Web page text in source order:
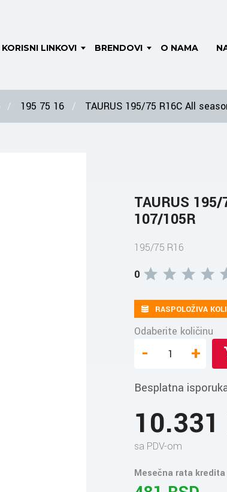
KORISNI LINKOVI BRENDOVI O NAMA
195 75 16 TAURUS 195/75 R16C All
TAURUS
107/105R
195/75 R16
0
RASPOLOŽIVA
Odaberite količinu
- +
Besplatna
10.331
sa PDV-om
Mesečna rata